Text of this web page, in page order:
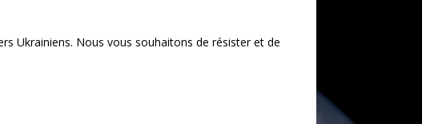
Ukrainiens. Nous vous souhaitons de résister et de